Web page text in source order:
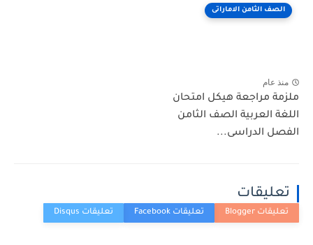
الصف الثامن الاماراتى
منذ عام
ملزمة مراجعة هيكل امتحان
اللغة العربية الصف الثامن
الفصل الدراسى...
تعليقات